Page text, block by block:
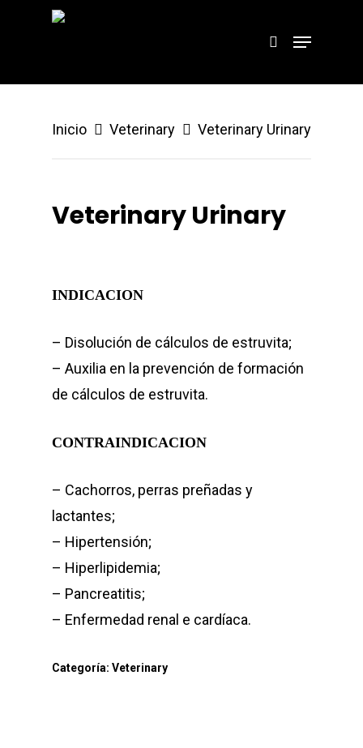
Inicio Veterinary Veterinary Urinary
Veterinary Urinary
INDICACION
– Disolución de cálculos de estruvita;
– Auxilia en la prevención de formación
de cálculos de estruvita.
CONTRAINDICACION
– Cachorros, perras preñadas y
lactantes;
– Hipertensión;
– Hiperlipidemia;
– Pancreatitis;
– Enfermedad renal e cardíaca.
Categoría: Veterinary